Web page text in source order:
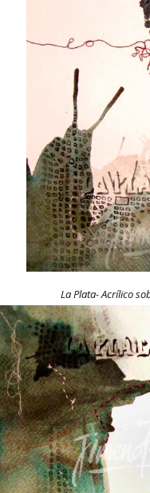
La Plata- Acrílico